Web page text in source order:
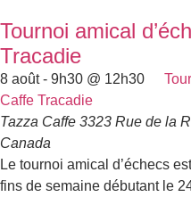
Tournoi amical
Tracadie
8 août - 9h30 @ 12h30
Caffe Tracadie
Tazza Caffe 3323 Rue de la
Canada
Le tournoi amical d’échecs
fins de semaine débutant le